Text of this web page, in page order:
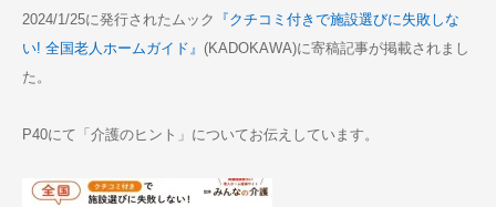
2024/1/25に発行されたムック
『クチコミ付きで施設選びに失敗しな
い! 全国老人ホームガイド』 (KADOKAWA)に寄稿記事が掲載されまし
た。
P40にて「介護のヒント」についてお伝えしています。